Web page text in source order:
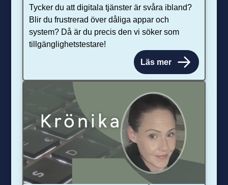
Tycker du att digitala tjänster är svåra ibland?
Blir du frustrerad över dåliga appar och
system? Då är du precis den vi söker som
tillgänglighetstestare!
Läs mer